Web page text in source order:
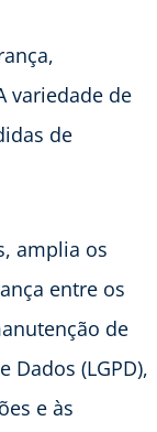
variedade de
de
amplia os
entre os
de
Dados (LGPD),
e às